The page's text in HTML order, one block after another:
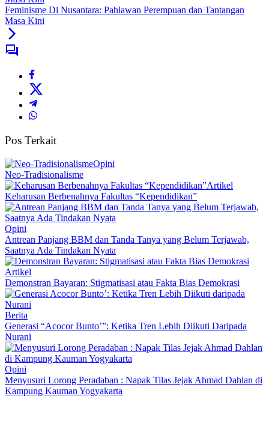
Feminisme Di Nusantara: Pahlawan Perempuan dan Tantangan
Masa Kini
Pos Terkait
Opini
Neo-Tradisionalisme
Artikel
Keharusan Berbenahnya Fakultas “Kependidikan”
Opini
Antrean Panjang BBM dan Tanda Tanya yang Belum Terjawab,
Saatnya Ada Tindakan Nyata
Artikel
Demonstran Bayaran: Stigmatisasi atau Fakta Bias Demokrasi
Berita
Generasi “Acocor Bunto’”: Ketika Tren Lebih Diikuti Daripada
Nurani
Opini
Menyusuri Lorong Peradaban : Napak Tilas Jejak Ahmad Dahlan di
Kampung Kauman Yogyakarta